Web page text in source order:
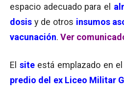
espacio adecuado para el
dosis y de otros insumos
vacunación. Ver
El siteestá emplazado en
predio del ex Liceo Militar